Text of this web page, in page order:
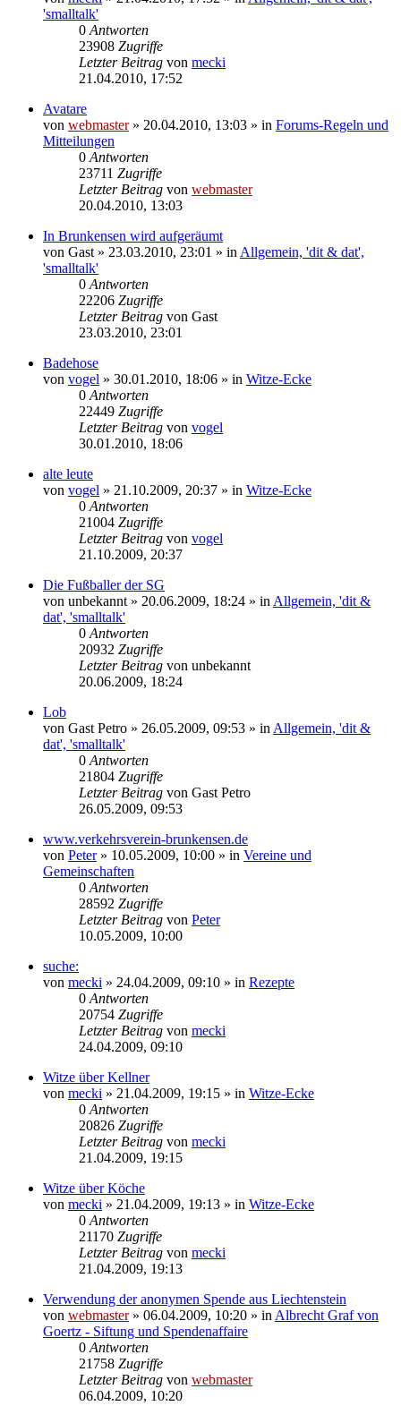
'smalltalk'
0 Antworten
23908 Zugriffe
Letzter Beitrag von mecki
21.04.2010, 17:52
Avatare
von webmaster» 20.04.2010, 13:03 » in Forums-Regeln und
Mitteilungen
0 Antworten
23711 Zugriffe
Letzter Beitrag von webmaster
20.04.2010, 13:03
In Brunkensen wird aufgeräumt
von Gast » 23.03.2010, 23:01 » in Allgemein, 'dit & dat',
'smalltalk'
0 Antworten
22206 Zugriffe
Letzter Beitrag von Gast
23.03.2010, 23:01
Badehose
von vogel » 30.01.2010, 18:06 » in Witze-Ecke
0 Antworten
22449 Zugriffe
Letzter Beitrag von vogel
30.01.2010, 18:06
alte leute
von vogel » 21.10.2009, 20:37 » in Witze-Ecke
0 Antworten
21004 Zugriffe
Letzter Beitrag von vogel
21.10.2009, 20:37
Die Fußballer der SG
von unbekannt » 20.06.2009, 18:24 » in Allgemein, 'dit &
dat', 'smalltalk'
0 Antworten
20932 Zugriffe
Letzter Beitrag von unbekannt
20.06.2009, 18:24
Lob
von Gast Petro » 26.05.2009, 09:53 » in Allgemein, 'dit &
dat', 'smalltalk'
0 Antworten
21804 Zugriffe
Letzter Beitrag von Gast Petro
26.05.2009, 09:53
www.verkehrsverein-brunkensen.de
von Peter» 10.05.2009, 10:00 » in Vereine und
Gemeinschaften
0 Antworten
28592 Zugriffe
Letzter Beitrag von Peter
10.05.2009, 10:00
suche:
von mecki » 24.04.2009, 09:10 » in Rezepte
0 Antworten
20754 Zugriffe
Letzter Beitrag von mecki
24.04.2009, 09:10
Witze über Kellner
von mecki » 21.04.2009, 19:15 » in Witze-Ecke
0 Antworten
20826 Zugriffe
Letzter Beitrag von mecki
21.04.2009, 19:15
Witze über Köche
von mecki » 21.04.2009, 19:13 » in Witze-Ecke
0 Antworten
21170 Zugriffe
Letzter Beitrag von mecki
21.04.2009, 19:13
Verwendung der anonymen Spende aus Liechtenstein
von webmaster» 06.04.2009, 10:20 » in Albrecht Graf von
Goertz - Siftung und Spendenaffaire
0 Antworten
21758 Zugriffe
Letzter Beitrag von webmaster
06.04.2009, 10:20